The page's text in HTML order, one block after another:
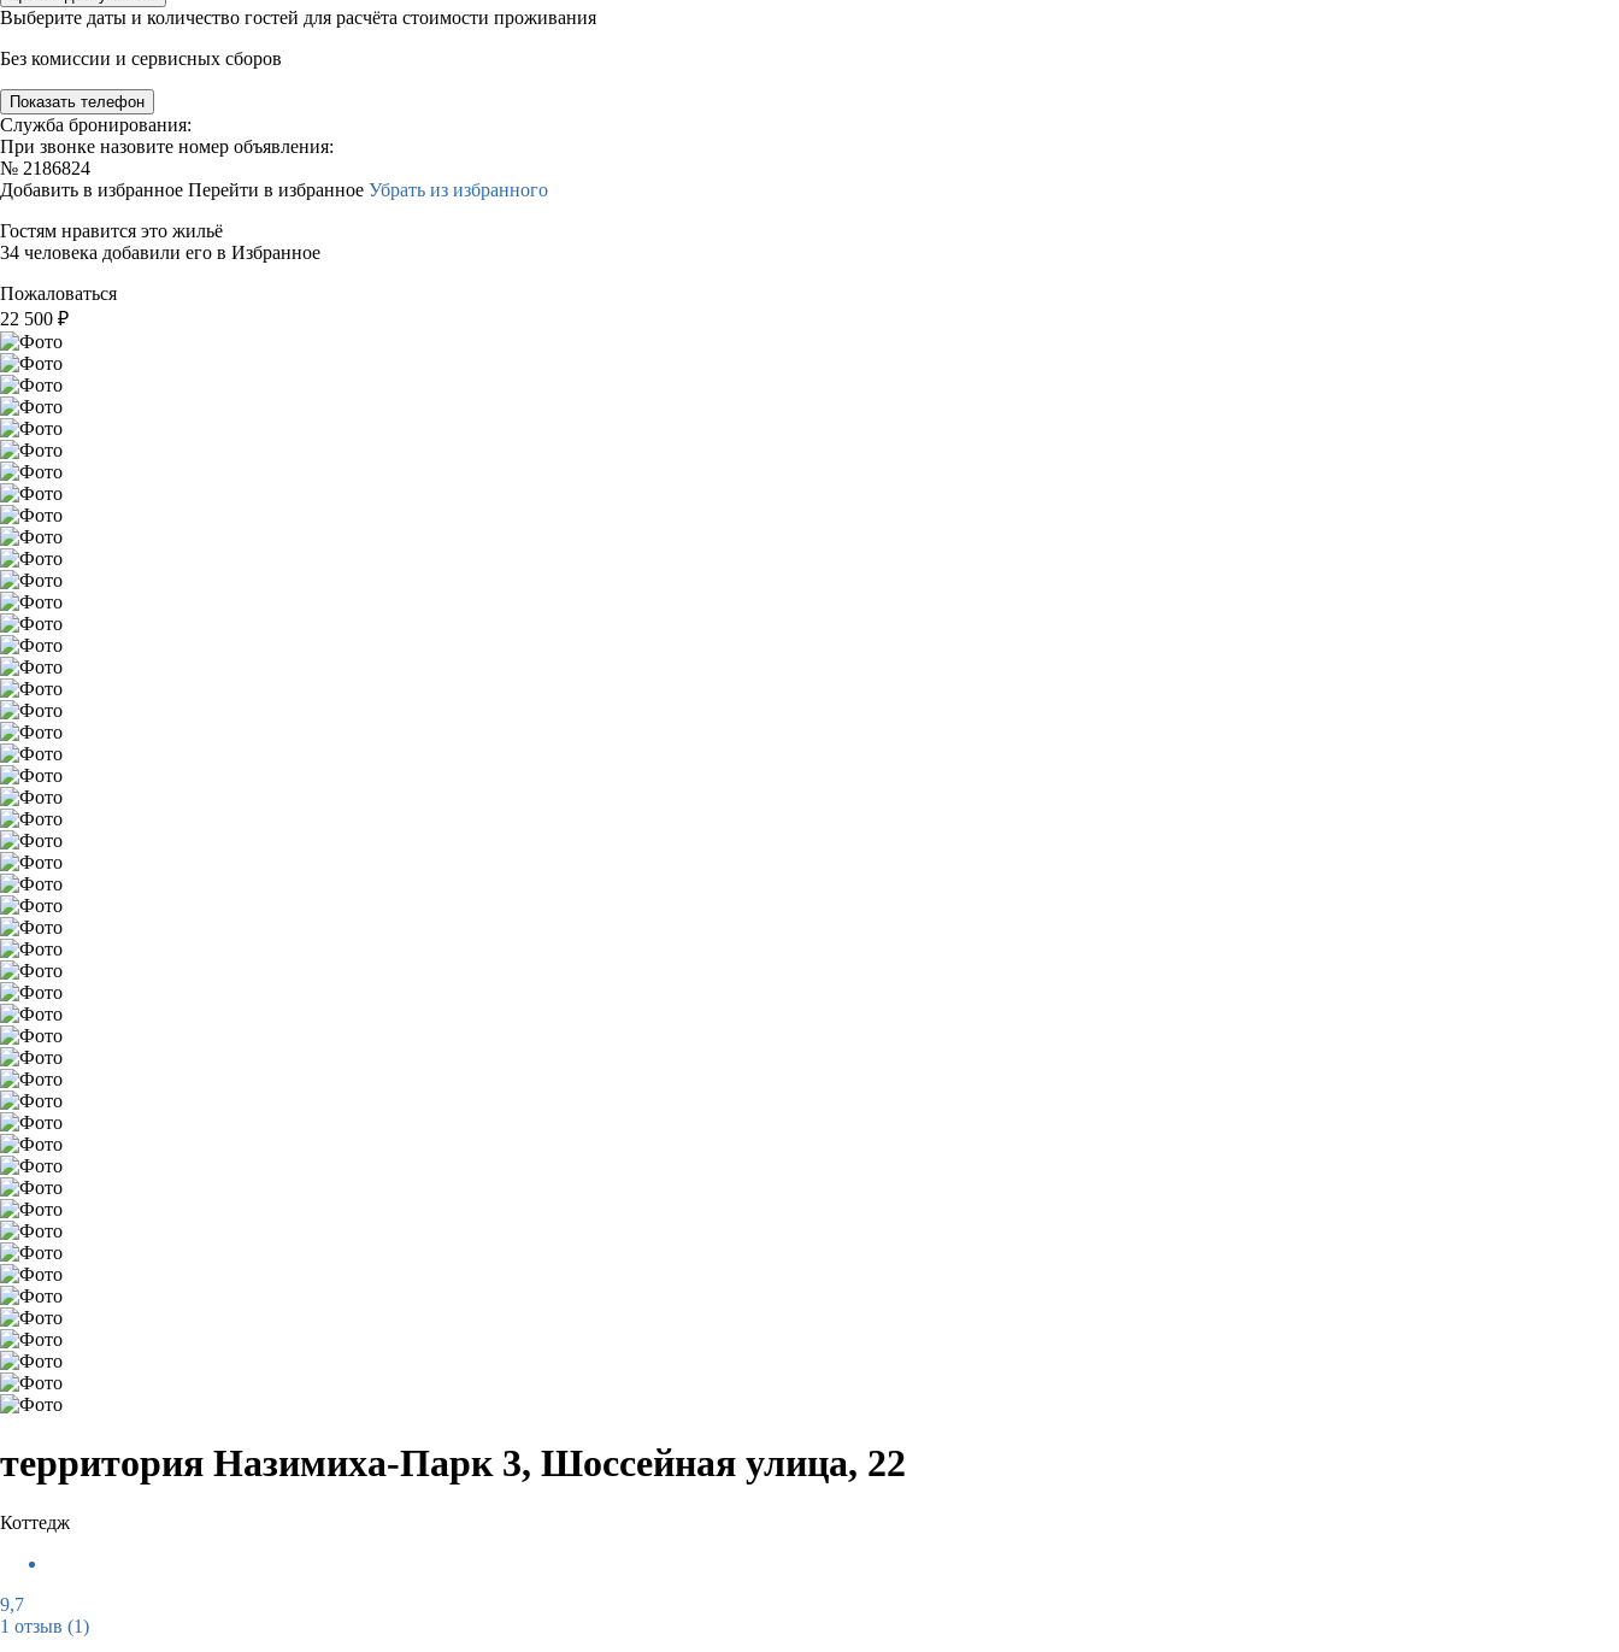
Выберите даты и количество гостей для расчёта стоимости проживания
Без комиссии и сервисных сборов
Показать телефон
Служба бронирования:
При звонке назовите номер объявления:
№ 2186824
Добавить в избранное Перейти в избранное Убрать из избранного
Гостям нравится это жильё
34 человека добавили его в Избранное
Пожаловаться
22 500 ₽
территория Назимиха-Парк 3, Шоссейная улица, 22
Коттедж
9,7
1 отзыв (1)